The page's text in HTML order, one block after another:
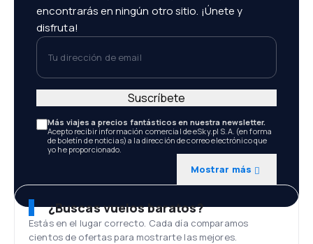
encontrarás en ningún otro sitio. ¡Únete y
disfruta!
Tu dirección de email
Más viajes a precios fantásticos en nuestra newsletter.
Acepto recibir información comercial de eSky.pl S.A. (en forma
de boletín de noticias) a la dirección de correo electrónico que
yo he proporcionado.
Mostrar más
Suscríbete
¿Buscas vuelos baratos?
Estás en el lugar correcto. Cada día comparamos
cientos de ofertas para mostrarte las mejores.